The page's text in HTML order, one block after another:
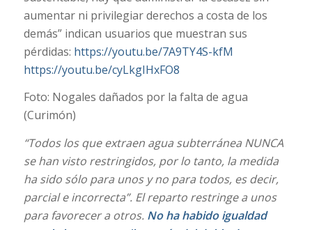
aumentar ni privilegiar derechos a costa de los
demás” indican usuarios que muestran sus
pérdidas: https://youtu.be/7A9TY4S-kfM
https://youtu.be/cyLkgIHxFO8
Foto: Nogales dañados por la falta de agua
(Curimón)
“Todos los que extraen agua subterránea NUNCA
se han visto restringidos, por lo tanto, la medida
ha sido sólo para unos y no para todos, es decir,
parcial e incorrecta”. El reparto restringe a unos
para favorecer a otros. No ha habido igualdad